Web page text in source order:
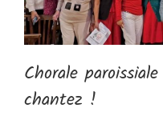
Chorale
chantez !